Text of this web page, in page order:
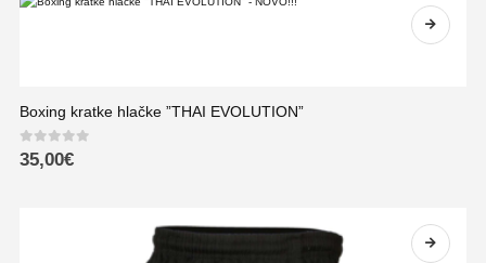
Boxing kratke hlačke ”THAI EVOLUTION”
0out of 5
35,00€